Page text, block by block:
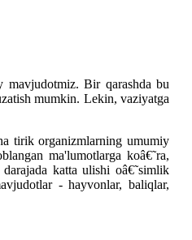
mavjudotmiz. Bir qarashda bu
mumkin. Lekin, vaziyatga
tirik organizmlarning umumiy
ma'lumotlarga koâ€˜ra,
katta ulishi oâ€˜simlik
- hayvonlar, baliqlar,